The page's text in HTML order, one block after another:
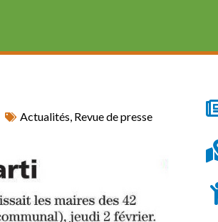
Actualités, Revue de presse